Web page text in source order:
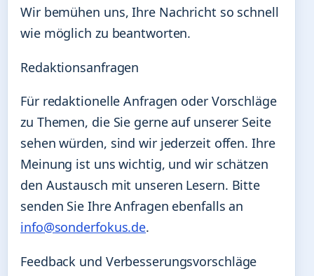
Wir bemühen uns, Ihre Nachricht so schnell
wie möglich zu beantworten.
Redaktionsanfragen
Für redaktionelle Anfragen oder Vorschläge
zu Themen, die Sie gerne auf unserer Seite
sehen würden, sind wir jederzeit offen. Ihre
Meinung ist uns wichtig, und wir schätzen
den Austausch mit unseren Lesern. Bitte
senden Sie Ihre Anfragen ebenfalls an
info@sonderfokus.de.
Feedback und Verbesserungsvorschläge